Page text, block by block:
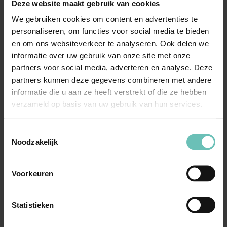
Deze website maakt gebruik van cookies
We gebruiken cookies om content en advertenties te
personaliseren, om functies voor social media te bieden
en om ons websiteverkeer te analyseren. Ook delen we
informatie over uw gebruik van onze site met onze
partners voor social media, adverteren en analyse. Deze
partners kunnen deze gegevens combineren met andere
informatie die u aan ze heeft verstrekt of die ze hebben
verzameld op basis van uw gebruik van hun services.
Noodzakelijk
Voorkeuren
Statistieken
11 JANUARI 2024
Uitspraak Hoge Raad: Aansprakelijkheid
(ECLI:NL:HR:2024:22, 12 januari 2024,
Vordering tot verklaring voor recht omtrent
toepasselijk recht op aansprakelijkheid
Belgische ...
Hoge Raad Updates Cassatie